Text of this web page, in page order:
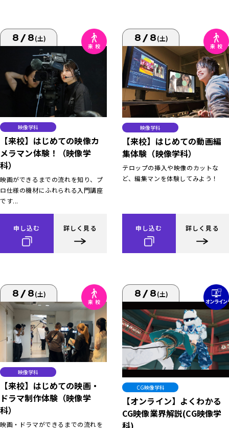
8/8(土)
映像学科
【来校】はじめての映像カ
メラマン体験！（映像学
科）
映画ができるまでの流れを知り、プ
ロ仕様の機材にふれられる入門講座
です...
申し込む 詳しく見る
8/8(土)
映像学科
【来校】はじめての動画編
集体験（映像学科）
テロップの挿入や映像のカットな
ど、編集マンを体験してみよう！
申し込む 詳しく見る
8/8(土)
映像学科
【来校】はじめての映画・
ドラマ制作体験（映像学
科）
映画・ドラマができるまでの流れを
8/8(土)
CG映像学科
【オンライン】よくわかる
CG映像業界解説(CG映像学
科)